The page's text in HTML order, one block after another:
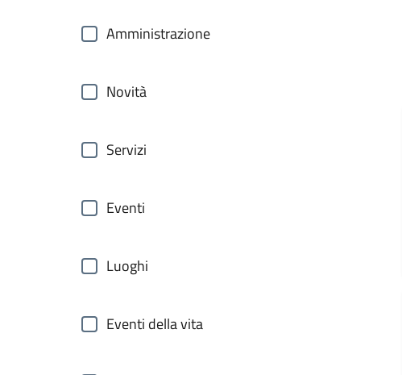
Amministrazione
Novità
Servizi
Eventi
Luoghi
Eventi della vita